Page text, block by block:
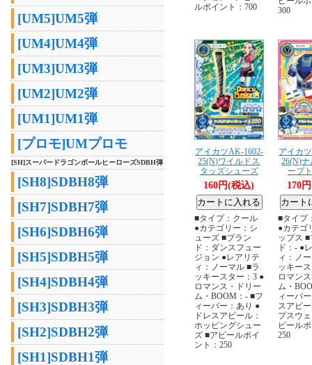
[UM5]UM5弾
[UM4]UM4弾
[UM3]UM3弾
[UM2]UM2弾
[UM1]UM1弾
[プロモ]UMプロモ
[SH]スーパードラゴンボールヒーローズSDBH弾
[SH8]SDBH8弾
[SH7]SDBH7弾
[SH6]SDBH6弾
[SH5]SDBH5弾
[SH4]SDBH4弾
[SH3]SDBH3弾
[SH2]SDBH2弾
[SH1]SDBH1弾
ルポイント：700
300
アイカツAK-1602-
25(N)ワイルドス
タッズシューズ
160円(税込)
■タイプ：クール
●カテゴリー：シ
ューズ ■ブラン
ド：ダンスフュー
ジョン ●レアリテ
ィ：ノーマル ■ラ
ッキースター：3 ●
ロマンス・ドリー
ム・BOOM：- ■フ
ィーバー：あり ●
ドレスアピール：
ホッピングシュー
ズ ■アピールポイ
ント：250
アイカ
26(N)
ーブ
170
■タイプ
●カテゴ
ップス
ド：- ●
ィ：ノ
ッキー
ロマン
ム・
ィーバ
スアピ
プスウ
ピール
250